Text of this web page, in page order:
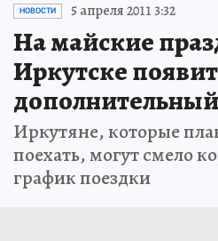
НОВОСТИ 5 апреля 2011 3:32
На майские
Иркутске
Иркутяне, которые
поехать, могут смело
график поездки